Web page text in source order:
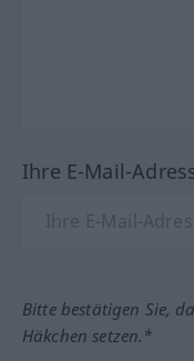
Ihre E-Mail-
Bitte bestätigen Sie,
Häkchen setzen.*